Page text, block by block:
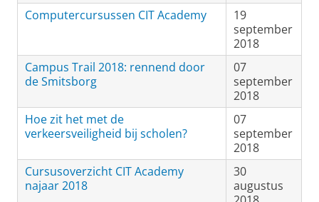
Computercursussen CIT Academy
19
september
2018
Campus Trail 2018: rennend door
de Smitsborg
07
september
2018
Hoe zit het met de
verkeersveiligheid bij scholen?
07
september
2018
Cursusoverzicht CIT Academy
najaar 2018
30
augustus